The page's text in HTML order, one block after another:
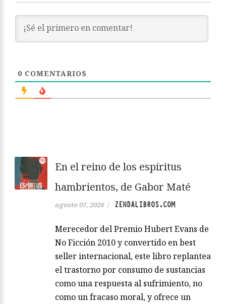
0 COMENTARIOS
En el reino de los espíritus
hambrientos, de Gabor Maté
agosto 07, 2026 / ZENDALIBROS.COM
Merecedor del Premio Hubert Evans de
No Ficción 2010 y convertido en best
seller internacional, este libro replantea
el trastorno por consumo de sustancias
como una respuesta al sufrimiento, no
como un fracaso moral, y ofrece un